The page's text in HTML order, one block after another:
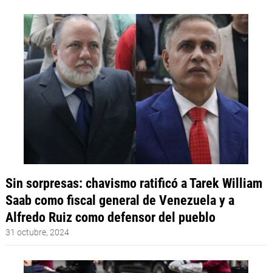
Sin sorpresas: chavismo ratificó a Tarek William
Saab como fiscal general de Venezuela y a
Alfredo Ruiz como defensor del pueblo
31 octubre, 2024